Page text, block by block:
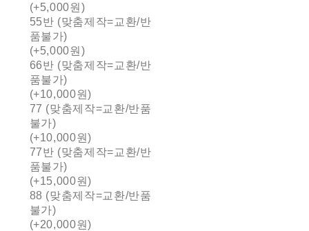
(+5,000원)
55반 (맞춤제작=교환/반
품불가)
(+5,000원)
66반 (맞춤제작=교환/반
품불가)
(+10,000원)
77 (맞춤제작=교환/반품
불가)
(+10,000원)
77반 (맞춤제작=교환/반
품불가)
(+15,000원)
88 (맞춤제작=교환/반품
불가)
(+20,000원)